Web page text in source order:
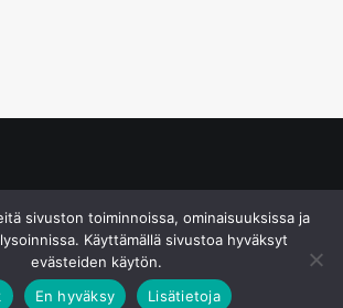
sivuston toiminnoissa, ominaisuuksissa ja
Käyttämällä sivustoa hyväksyt
evästeiden käytön.
En hyväksy Lisätietoja